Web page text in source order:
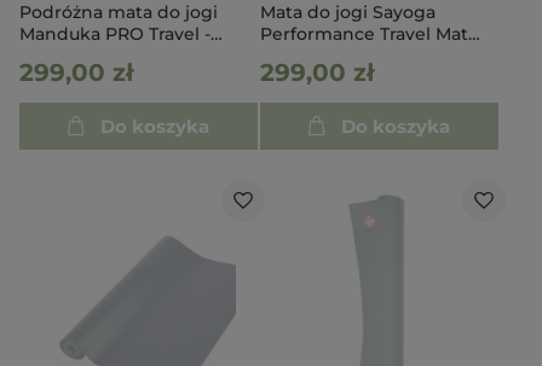
Podróżna mata do jogi
Manduka PRO Travel -
299,00 zł
Do koszyka
Mata do jogi Sayoga
Performance Travel Mat
299,00 zł
Do koszyka